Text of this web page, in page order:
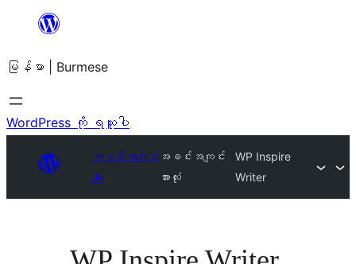
အကြောင်းအရာ
ကျော်သွား
ရန်
မြန်မာ | Burmese
WordPress ကို ရယူပါ
အခင်းအကျင်း
များ
အခင်းအကျင်း
အားလုံး
WP Inspire
Writer